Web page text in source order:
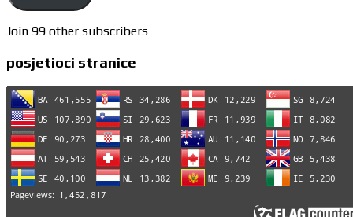
Join 99 other subscribers
posjetioci stranice